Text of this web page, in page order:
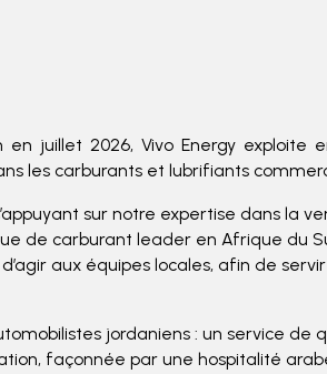
juillet 2026, Vivo Energy exploite
les carburants et lubrifiants
sur notre expertise dans la
de carburant leader en Afrique du
aux équipes locales, afin de
jordaniens : un service de
façonnée par une hospitalité